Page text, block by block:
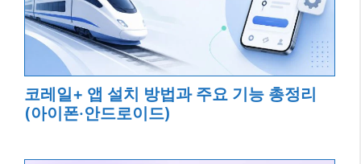
코레일+ 앱 설치 방법과 주요 기능 총정리
(아이폰·안드로이드)